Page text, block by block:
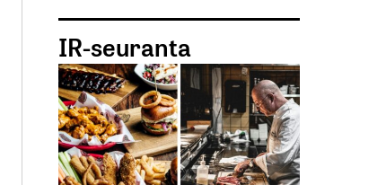
IR-seuranta